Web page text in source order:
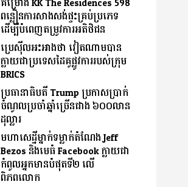
គម្រោង KK The Residences 598
ពន្លឿនការសាងសង់ផ្ទះគ្រប់ប្រភេទ
ដើម្បីបំពេញតម្រូវការអតិថិជន
ប្រេស៊ីលអះអាងថា វៀតណាមបាន
ក្លាយជាប្រទេសដៃគូផ្លូវការរបស់ក្រុម
BRICS
ប្រធានាធិបតី Trump ប្រកាសប្រាក់
ចំណូលប្រចាំឆ្នាំច្រើនជាង ៦០០លាន
ដុល្លារ
មហាសេដ្ឋីម្នាក់ទម្លាក់តំណែង Jeff
Bezos និងមេធំ Facebook ក្លាយជា
កំពូលអ្នកមានបំផុតទី២ លើ
ពិភពលោក